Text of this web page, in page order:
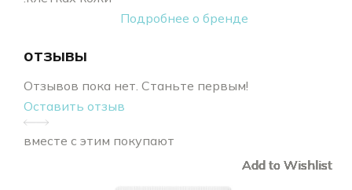
Подробнее о бренде
отзывы
Отзывов пока нет. Станьте первым!
Оставить отзыв
вместе с этим покупают
Add to Wishlist
Add to Wishlist
Add to Wishlist
Add to Wishlist
Add to Wishlist
Add to Wishlist
Add to Wishlist
Add to Wishlist
Add to Wishlist
Add to Wishlist
Add to Wishlist
Add to Wishlist